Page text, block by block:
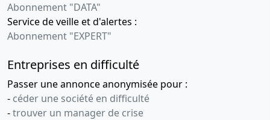
Abonnement "DATA"
Service de veille et d'alertes :
Abonnement "EXPERT"
Entreprises en difficulté
Passer une annonce anonymisée pour :
- céder une société en difficulté
-trouver un manager de crise